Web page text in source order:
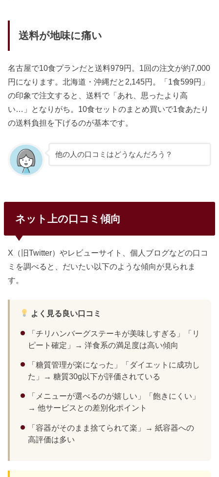
送料が地味に痛い
名古屋で10食プランだと送料979円。1回の注文が約7,000
円になります。北海道・沖縄だと2,145円。「1食599円」
の印象で注文すると、送料で「あれ、思ったより高
い…」となりがち。10食セットのまとめ買いで1食あたり
の送料負担を下げるのが基本です。
他の人の口コミはどうなんだろう？
ネット上の口コミ傾向
X（旧Twitter）やレビューサイト、個人ブログなどの口コ
ミを調べると、だいたい以下のような傾向が見られま
す。
よく見る良い口コミ
「チリハンバーグステーキが美味しすぎる」「リ
ピート確定」→ 洋食系の満足度は高い傾向
「糖質管理が楽になった」「ダイエットに成功し
た」→ 糖質30g以下が評価されている
「メニューが選べるのが嬉しい」「飽きにくい」
→ 他サービスとの差別化ポイント
「容器がそのまま捨てられて楽」→ 紙容器への
高評価は多い